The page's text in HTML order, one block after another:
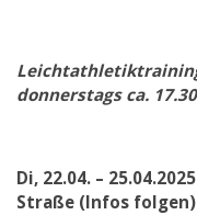
donnerstags ca.
Di, 22.04. –
Straße (Infos folgen)